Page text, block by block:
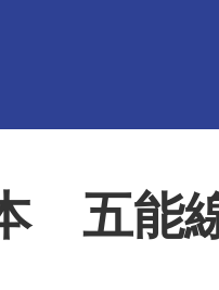
五能